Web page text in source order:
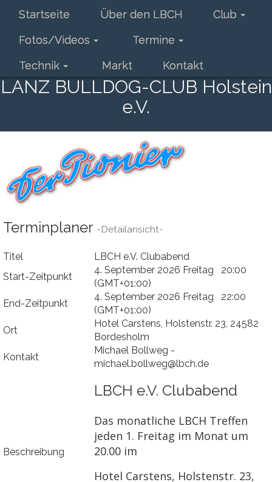
Startseite Über den LBCH
Club
Fotos/Videos
Termine
Technik
Markt Kontakt
LANZ BULLDOG-CLUB Holstein
e.V.
Terminplaner -Detailansicht-
Titel
LBCH e.V. Clubabend
Start-Zeitpunkt
4. September 2026 Freitag 20:00
(GMT+01:00)
End-Zeitpunkt
4. September 2026 Freitag 22:00
(GMT+01:00)
Ort
Hotel Carstens, Holstenstr. 23, 24582
Bordesholm
Kontakt
Michael Bollweg -
michael.bollweg@lbch.de
Beschreibung
LBCH e.V. Clubabend
Das monatliche LBCH Treffen
jeden 1. Freitag im Monat um
20.00 im
Hotel Carstens, Holstenstr. 23,